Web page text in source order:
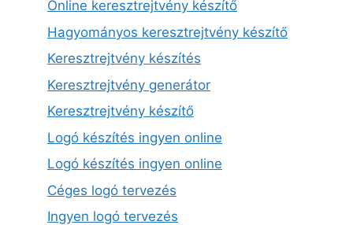
Online keresztrejtvény készítő
Hagyományos keresztrejtvény készítő
Keresztrejtvény készítés
Keresztrejtvény generátor
Keresztrejtvény készítő
Logó készítés ingyen online
Logó készítés ingyen online
Céges logó tervezés
Ingyen logó tervezés